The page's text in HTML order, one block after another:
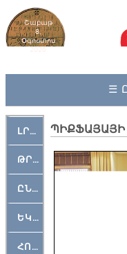
Շաբաթ
8,
Օգոստոս
2026
☰
ԼՐԱՀՈՍ
ԹՐՔԱՀԱՅ ԿԵԱՆՔ
ԸՆԿԵՐԱՄՇԱԿՈՒԹԱՅԻՆ
ԵԿԵՂԵՑԱԿԱՆ
ՀՈԳԵՄՏԱՒՈՐ
ՊԻՔՖԱՅԱՅԻ